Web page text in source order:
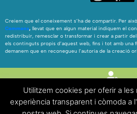
Creiem que el coneixement s’ha de compartir. Per
Commons, llevat que en algun material indiquem el
redistribuir, remesclar o transformar i crear a partir
els continguts propis d’aquest web, fins i tot amb una
demanem que en reconegueu l’autoria de la creació
Utilitzem cookies per oferir a
experiència transparent i còmoda a